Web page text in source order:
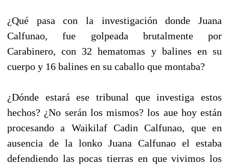
¿Qué pasa con la investigación donde Juana
Calfunao, fue golpeada brutalmente por
Carabinero, con 32 hematomas y balines en su
cuerpo y 16 balines en su caballo que montaba?
¿Dónde estará ese tribunal que investiga estos
hechos? ¿No serán los mismos? los aue hoy están
procesando a Waikilaf Cadin Calfunao, que en
ausencia de la lonko Juana Calfunao el estaba
defendiendo las pocas tierras en que vivimos los